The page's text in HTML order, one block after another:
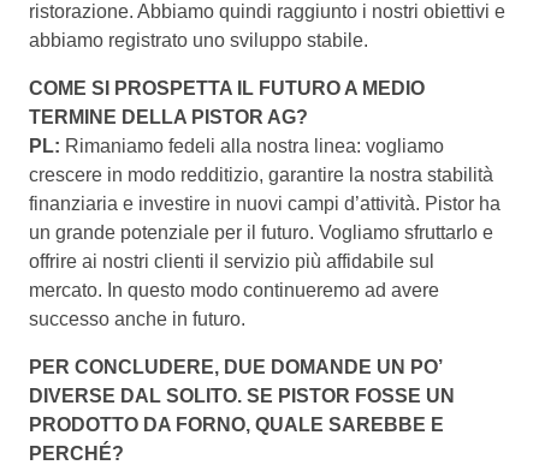
ristorazione. Abbiamo quindi raggiunto i nostri obiettivi e
abbiamo registrato uno sviluppo stabile.
COME SI PROSPETTA IL FUTURO A MEDIO
TERMINE DELLA PISTOR AG?
PL: Rimaniamo fedeli alla nostra linea: vogliamo
crescere in modo redditizio, garantire la nostra stabilità
finanziaria e investire in nuovi campi d’attività. Pistor ha
un grande potenziale per il futuro. Vogliamo sfruttarlo e
offrire ai nostri clienti il servizio più affidabile sul
mercato. In questo modo continueremo ad avere
successo anche in futuro.
PER CONCLUDERE, DUE DOMANDE UN PO’
DIVERSE DAL SOLITO. SE PISTOR FOSSE UN
PRODOTTO DA FORNO, QUALE SAREBBE E
PERCHÉ?